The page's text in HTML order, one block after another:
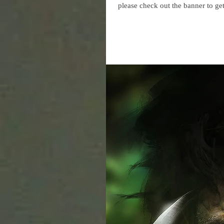
please check out the banner to